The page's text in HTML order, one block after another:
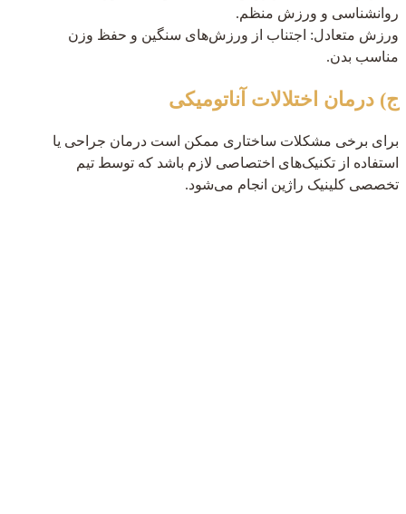
روانشناسی و ورزش منظم.
ورزش متعادل: اجتناب از ورزش‌های سنگین و حفظ وزن
مناسب بدن.
ج) درمان اختلالات آناتومیکی
برای برخی مشکلات ساختاری ممکن است درمان جراحی یا
استفاده از تکنیک‌های اختصاصی لازم باشد که توسط تیم
تخصصی کلینیک راژین انجام می‌شود.